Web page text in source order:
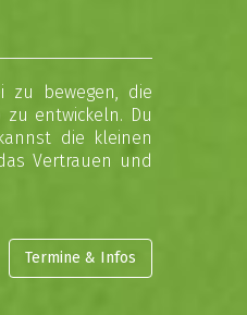
zu bewegen, die
entwickeln. Du
die kleinen
Vertrauen und
Termine & Infos